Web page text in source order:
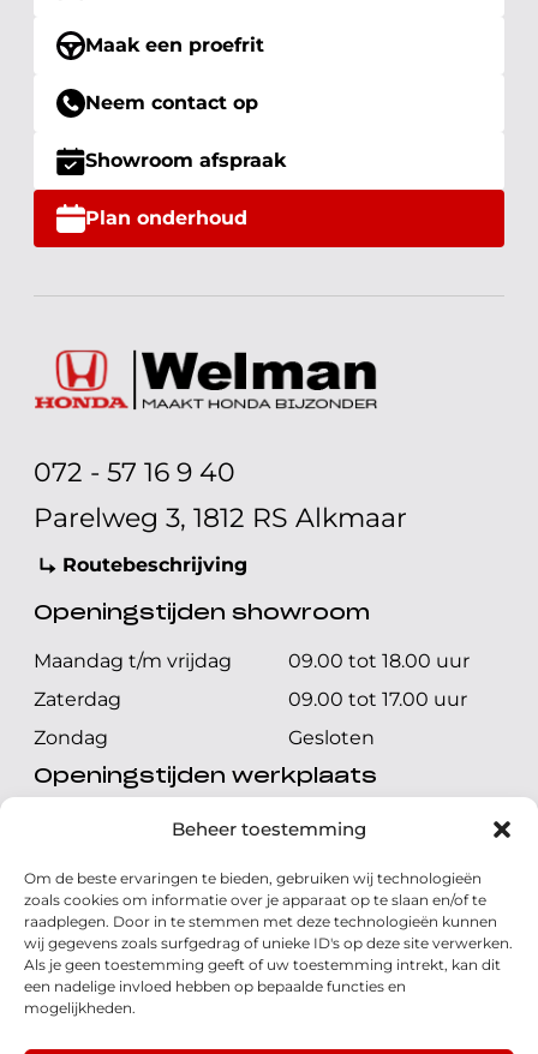
Beheer toestemming
Om de beste ervaringen te bieden, gebruiken wij technologieën
zoals cookies om informatie over je apparaat op te slaan en/of te
raadplegen. Door in te stemmen met deze technologieën kunnen
wij gegevens zoals surfgedrag of unieke ID's op deze site verwerken.
Als je geen toestemming geeft of uw toestemming intrekt, kan dit
een nadelige invloed hebben op bepaalde functies en
mogelijkheden.
Maak een proefrit
Neem contact op
Showroom afspraak
Plan onderhoud
072 - 57 16 9 40
Parelweg 3, 1812 RS Alkmaar
Routebeschrijving
Openingstijden showroom
Maandag t/m vrijdag
09.00 tot 18.00 uur
Zaterdag
09.00 tot 17.00 uur
Zondag
Gesloten
Openingstijden werkplaats
Maandag t/m vrijdag
08.00 tot 17.00 uur
Zondag
Gesloten
Volg ons